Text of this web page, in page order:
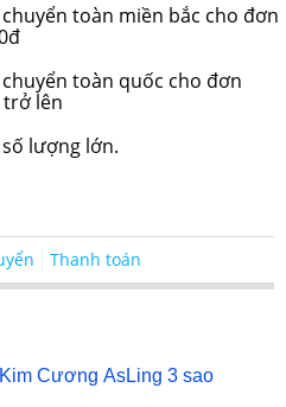
toàn miền bắc cho đơn
toàn quốc cho đơn
trở lên
lượng lớn.
Thanh toán
Cương AsLing 3 sao